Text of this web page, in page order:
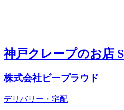
神戸クレープのお店
株式会社ビープラウド
デリバリー・宅配